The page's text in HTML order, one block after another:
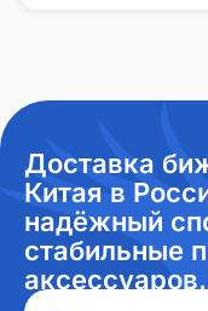
Доставка
Китая в
надёжный
стабильные
аксессуаров.